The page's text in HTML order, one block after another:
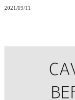
2021/09/11